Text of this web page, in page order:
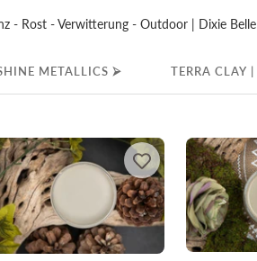
- Rost - Verwitterung - Outdoor | Dixie
METALLICS ⮚ TERRA CLAY